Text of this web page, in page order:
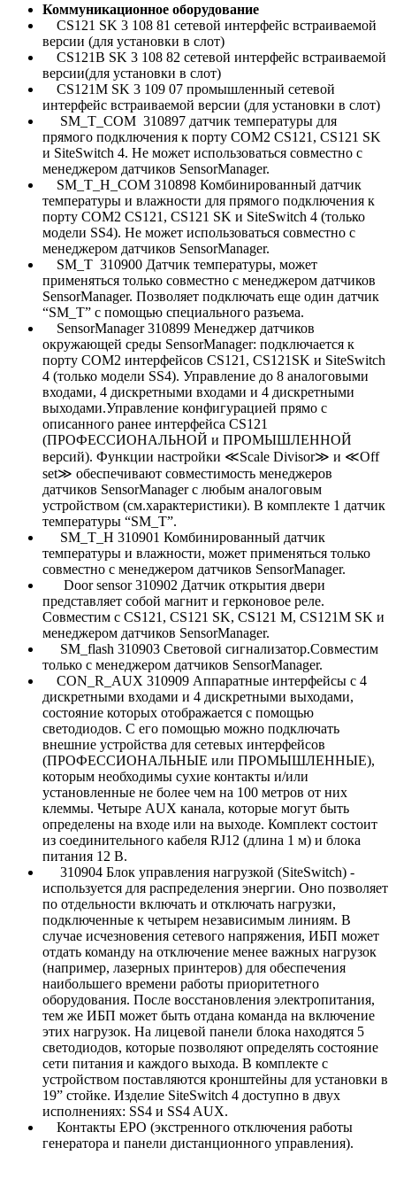
Коммуникационное оборудование
CS121 SK 3 108 81 сетевой интерфейс встраиваемой
версии (для установки в слот)
CS121B SK 3 108 82 сетевой интерфейс встраиваемой
версии(для установки в слот)
CS121M SK 3 109 07 промышленный сетевой
интерфейс встраиваемой версии (для установки в слот)
SM_T_COM 310897 датчик температуры для
прямого подключения к порту COM2 CS121, CS121 SK
и SiteSwitch 4. Не может использоваться совместно с
менеджером датчиков SensorManager.
SM_T_H_COM 310898 Комбинированный датчик
температуры и влажности для прямого подключения к
порту COM2 CS121, CS121 SK и SiteSwitch 4 (только
модели SS4). Не может использоваться совместно с
менеджером датчиков SensorManager.
SM_T 310900 Датчик температуры, может
применяться только совместно с менеджером датчиков
SensorManager. Позволяет подключать еще один датчик
“SM_T” с помощью специального разъема.
SensorManager 310899 Менеджер датчиков
окружающей среды SensorManager: подключается к
порту COM2 интерфейсов CS121, CS121SK и SiteSwitch
4 (только модели SS4). Управление до 8 аналоговыми
входами, 4 дискретными входами и 4 дискретными
выходами.Управление конфигурацией прямо с
описанного ранее интерфейса CS121
(ПРОФЕССИОНАЛЬНОЙ и ПРОМЫШЛЕННОЙ
версий). Функции настройки ≪Scale Divisor≫ и ≪Off
set≫ обеспечивают совместимость менеджеров
датчиков SensorManager с любым аналоговым
устройством (см.характеристики). В комплекте 1 датчик
температуры “SM_T”.
SM_T_H 310901 Комбинированный датчик
температуры и влажности, может применяться только
совместно с менеджером датчиков SensorManager.
Door sensor 310902 Датчик открытия двери
представляет собой магнит и герконовое реле.
Совместим с CS121, CS121 SK, CS121 M, CS121M SK и
менеджером датчиков SensorManager.
SM_flash 310903 Световой сигнализатор.Совместим
только с менеджером датчиков SensorManager.
CON_R_AUX 310909 Аппаратные интерфейсы с 4
дискретными входами и 4 дискретными выходами,
состояние которых отображается с помощью
светодиодов. С его помощью можно подключать
внешние устройства для сетевых интерфейсов
(ПРОФЕССИОНАЛЬНЫЕ или ПРОМЫШЛЕННЫЕ),
которым необходимы сухие контакты и/или
установленные не более чем на 100 метров от них
клеммы. Четыре AUX канала, которые могут быть
определены на входе или на выходе. Комплект состоит
из соединительного кабеля RJ12 (длина 1 м) и блока
питания 12 В.
310904 Блок управления нагрузкой (SiteSwitch) -
используется для распределения энергии. Оно позволяет
по отдельности включать и отключать нагрузки,
подключенные к четырем независимым линиям. В
случае исчезновения сетевого напряжения, ИБП может
отдать команду на отключение менее важных нагрузок
(например, лазерных принтеров) для обеспечения
наибольшего времени работы приоритетного
оборудования. После восстановления электропитания,
тем же ИБП может быть отдана команда на включение
этих нагрузок. На лицевой панели блока находятся 5
светодиодов, которые позволяют определять состояние
сети питания и каждого выхода. В комплекте с
устройством поставляются кронштейны для установки в
19” стойке. Изделие SiteSwitch 4 доступно в двух
исполнениях: SS4 и SS4 AUX.
Контакты EPO (экстренного отключения работы
генератора и панели дистанционного управления).